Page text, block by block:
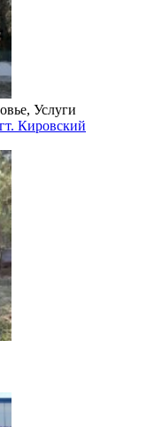
Услуги
Кировский